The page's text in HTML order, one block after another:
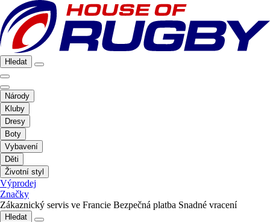
Hledat
Národy
Kluby
Dresy
Boty
Vybavení
Děti
Životní styl
Výprodej
Značky
Zákaznický servis ve Francie Bezpečná platba Snadné vracení
Hledat